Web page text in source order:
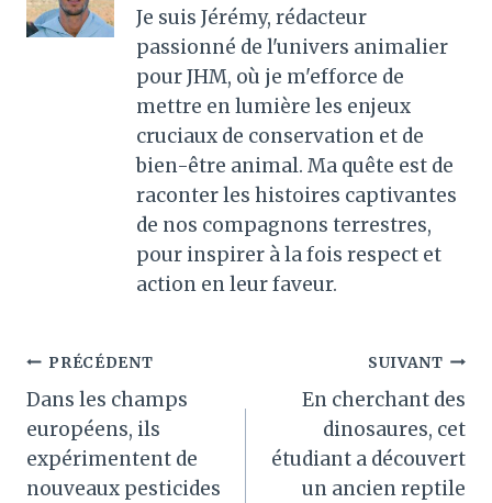
Je suis Jérémy, rédacteur
passionné de l'univers animalier
pour JHM, où je m'efforce de
mettre en lumière les enjeux
cruciaux de conservation et de
bien-être animal. Ma quête est de
raconter les histoires captivantes
de nos compagnons terrestres,
pour inspirer à la fois respect et
action en leur faveur.
Navigation
de
l’article
PRÉCÉDENT
Dans les champs
européens, ils
expérimentent de
nouveaux pesticides
SUIVANT
En cherchant des
dinosaures, cet
étudiant a découvert
un ancien reptile